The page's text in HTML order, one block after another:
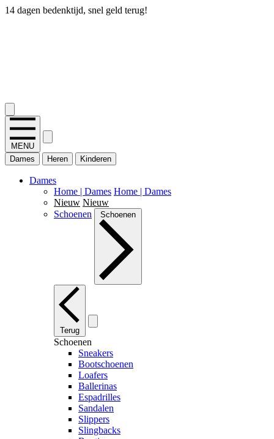
14 dagen bedenktijd, snel geld terug!
MENU
Dames
Heren Kinderen
Dames
Home | Dames Home | Dames
Nieuw Nieuw
Schoenen
Schoenen
Terug
Schoenen
Sneakers
Bootschoenen
Loafers
Ballerinas
Espadrilles
Sandalen
Slippers
Slingbacks